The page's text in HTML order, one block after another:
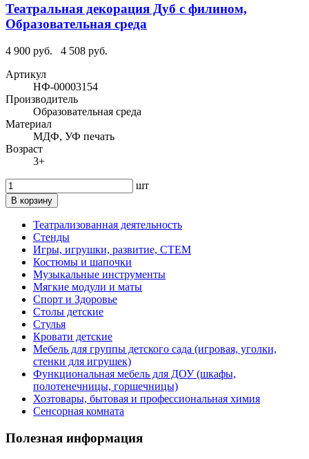
Театральная декорация Дуб с филином,
Образовательная среда
4 900 руб.
4 508 руб.
Артикул
НФ-00003154
Производитель
Образовательная среда
Материал
МДФ, УФ печать
Возраст
3+
шт
В корзину
Театрализованная деятельность
Стенды
Игры, игрушки, развитие, СТЕМ
Костюмы и шапочки
Музыкальные инструменты
Мягкие модули и маты
Спорт и Здоровье
Столы детские
Стулья
Кровати детские
Мебель для группы детского сада (игровая, уголки,
стенки для игрушек)
Функциональная мебель для ДОУ (шкафы,
полотенечницы, горшечницы)
Хозтовары, бытовая и профессиональная химия
Сенсорная комната
Полезная информация